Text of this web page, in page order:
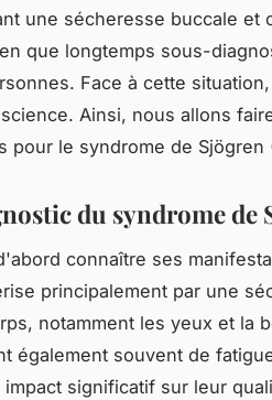
une sécheresse buccale et
que longtemps sous-
Face à cette
Ainsi, nous allons
le syndrome de Sjögren
du syndrome de
connaître ses
principalement par une
notamment les yeux et la
également souvent de
significatif sur leur